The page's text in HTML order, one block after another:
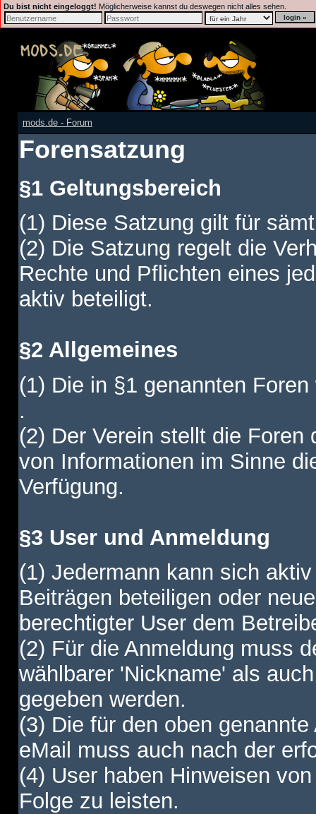
Du bist nicht eingeloggt! Möglicherweise kannst du deswegen nicht alles sehen.
mods.de - Forum
Forensatzung
§1 Geltungsbereich
(1) Diese Satzung gilt für
(2) Die Satzung regelt die
Rechte und Pflichten eines
aktiv beteiligt.
§2 Allgemeines
(1) Die in §1 genannten
.
(2) Der Verein stellt die
von Informationen im Sinne
Verfügung.
§3 User und Anmeldung
(1) Jedermann kann sich
Beiträgen beteiligen oder
berechtigter User dem
(2) Für die Anmeldung muss
wählbarer 'Nickname' als
gegeben werden.
(3) Die für den oben
eMail muss auch nach der
(4) User haben Hinweisen
Folge zu leisten.